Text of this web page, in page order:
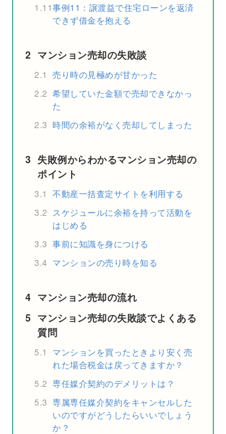
1.11事例11：譲渡益で住宅ローンを返済
できず借金を抱える
2 マンション売却の失敗談
2.1 売り時の見極めが甘かった
2.2 希望していた金額で売却できなかっ
た
2.3 時間の余裕がなく売却してしまった
3 失敗例からわかるマンション売却の
ポイント
3.1 不動産一括査定サイトを利用する
3.2 スケジュールに余裕を持って活動を
はじめる
3.3 事前に知識を身につける
3.4 マンションの売り時を知る
4 マンション売却の流れ
5 マンション売却の失敗談でよくある
質問
5.1
マンションを買ったときより安く売
れた場合税金は戻ってきますか？
5.2 専任媒介契約のデメリットは？
5.3 専属専任媒介契約をキャンセルした
いのですがどうしたらいいでしょう
か？